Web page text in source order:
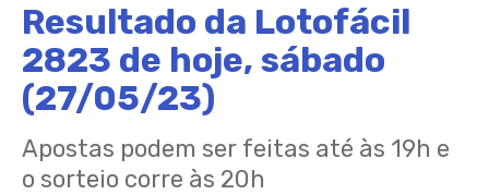
Resultado da Lotofácil
2823 de hoje, sábado
(27/05/23)
Apostas podem ser feitas até às 19h e
o sorteio corre às 20h